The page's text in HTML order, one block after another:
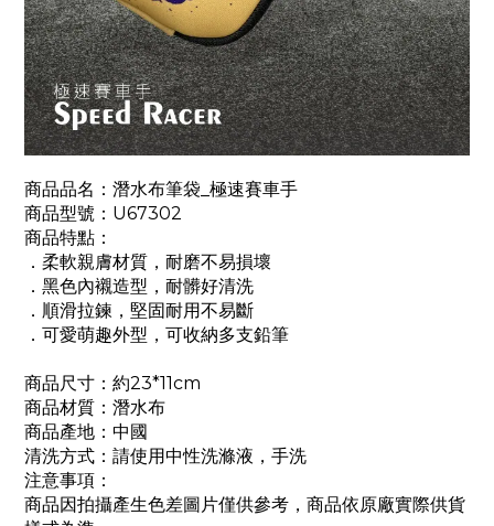
商品品名：潛水布筆袋_極速賽車手
商品型號：U67302
商品特點：
．柔軟親膚材質，耐磨不易損壞
．黑色內襯造型，耐髒好清洗
．順滑拉鍊，堅固耐用不易斷
．可愛萌趣外型，可收納多支鉛筆
商品尺寸：約23*11cm
商品材質：潛水布
商品產地：中國
清洗方式：請使用中性洗滌液，手洗
注意事項：
商品因拍攝產生色差圖片僅供參考，商品依原廠實際供貨